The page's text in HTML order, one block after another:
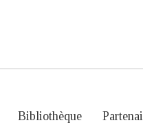
Bibliothèque